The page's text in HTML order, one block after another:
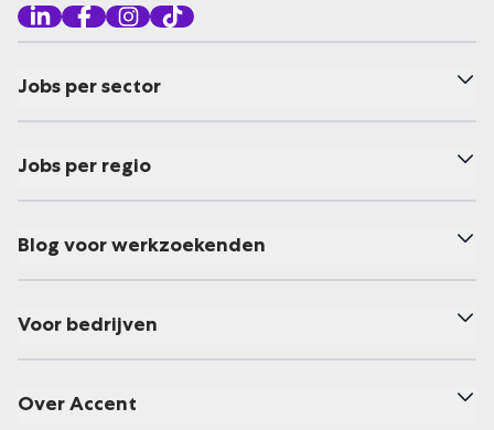
Jobs per sector
Jobs per regio
Blog voor werkzoekenden
Voor bedrijven
Over Accent